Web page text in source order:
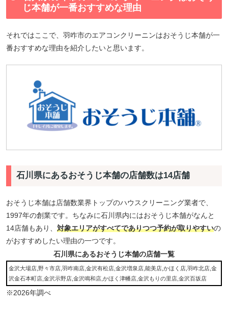
じ本舗が一番おすすめな理由
それではここで、羽咋市のエアコンクリーニンはおそうじ本舗が一
番おすすめな理由を紹介したいと思います。
石川県にあるおそうじ本舗の店舗数は14店舗
おそうじ本舗は店舗数業界トップのハウスクリーニング業者で、
1997年の創業です。ちなみに石川県内にはおそうじ本舗がなんと
14店舗もあり、 対象エリアがすべてでありつつ予約が取りやすいの
がおすすめしたい理由の一つです。
石川県にあるおそうじ本舗の店舗一覧
金沢大場店,野々市店,羽咋南店,金沢有松店,金沢増泉店,能美店,かほく店,羽咋北店,金
沢金石本町店,金沢示野店,金沢鳴和店,かほく津幡店,金沢もりの里店,金沢百坂店
※2026年調べ